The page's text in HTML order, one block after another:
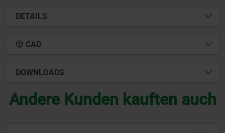
DETAILS
CAD
DOWNLOADS
Andere Kunden kauften auch